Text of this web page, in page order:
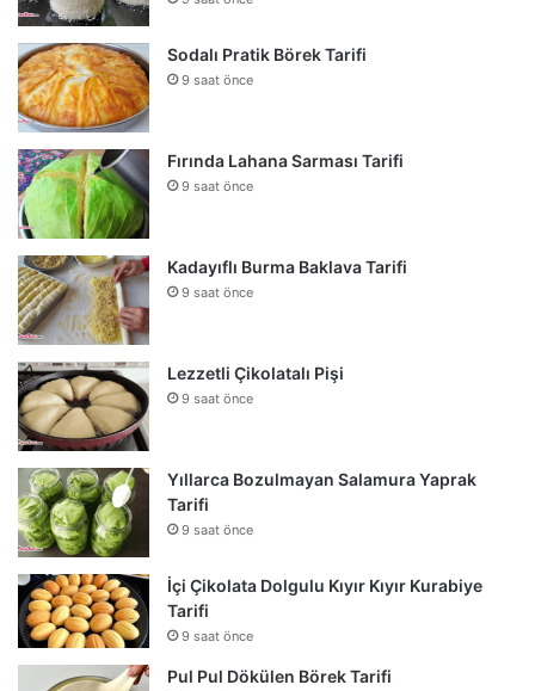
Sodalı Pratik Börek Tarifi
9 saat önce
Fırında Lahana Sarması Tarifi
9 saat önce
Kadayıflı Burma Baklava Tarifi
9 saat önce
Lezzetli Çikolatalı Pişi
9 saat önce
Yıllarca Bozulmayan Salamura Yaprak
Tarifi
9 saat önce
İçi Çikolata Dolgulu Kıyır Kıyır Kurabiye
Tarifi
9 saat önce
Pul Pul Dökülen Börek Tarifi